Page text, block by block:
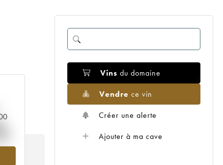
Vins du domaine
Vendre ce vin
Créer une alerte
Ajouter à ma cave